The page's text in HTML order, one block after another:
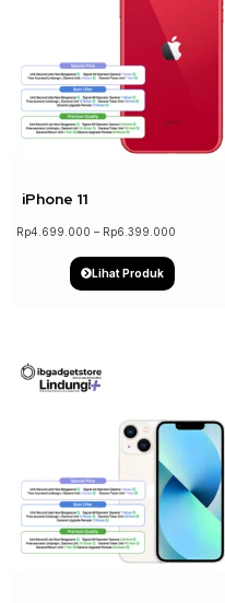
iPhone 11
Rp4.699.000 – Rp6.399.000
Lihat Produk